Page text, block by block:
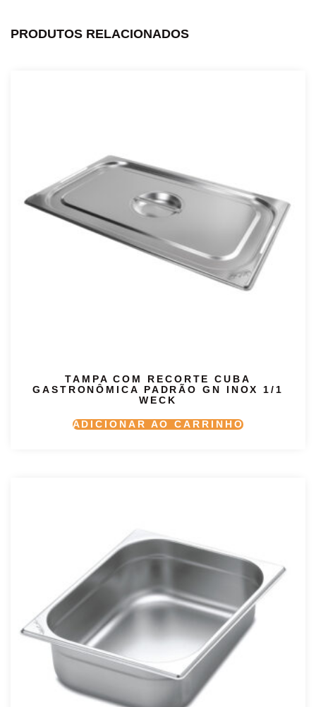
PRODUTOS RELACIONADOS
TAMPA COM RECORTE CUBA
GASTRONÔMICA PADRÃO GN INOX 1/1
WECK
ADICIONAR AO CARRINHO